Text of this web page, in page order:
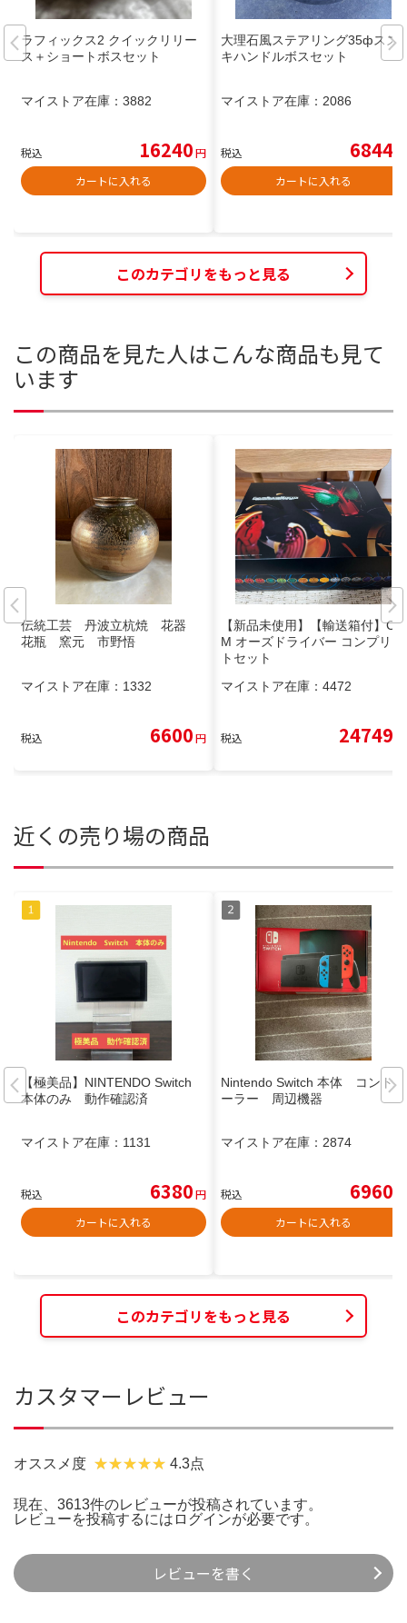
ラフィックス2 クイックリリー
ス＋ショートボスセット
マイストア在庫： 3882
税込 16240円
カートに入れる
大理石風ステアリング35фスズ
キハンドルボスセット
マイストア在庫： 2086
税込 6844
カートに入れる
このカテゴリをもっと見る
この商品を見た人はこんな商品も見て
います
伝統工芸 丹波立杭焼 花器
花瓶 窯元 市野悟
マイストア在庫： 1332
税込 6600円
【新品未使用】【輸送箱付】CS
M オーズドライバー コンプリー
トセット
マイストア在庫： 4472
税込 24749
近くの売り場の商品
【極美品】NINTENDO Switch
本体のみ 動作確認済
マイストア在庫： 1131
税込 6380円
カートに入れる
Nintendo Switch 本体 コントロ
ーラー 周辺機器
マイストア在庫： 2874
税込 6960
カートに入れる
このカテゴリをもっと見る
カスタマーレビュー
オススメ度 4.3点
現在、3613件のレビューが投稿されています。
レビューを投稿するには ログインが必要です。
レビューを書く